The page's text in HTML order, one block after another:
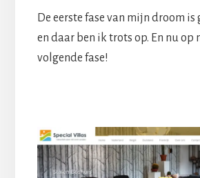
De eerste fase van mijn droom is
en daar ben ik trots op. En nu op
volgende fase!